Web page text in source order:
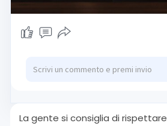
La gente si consiglia di rispettare